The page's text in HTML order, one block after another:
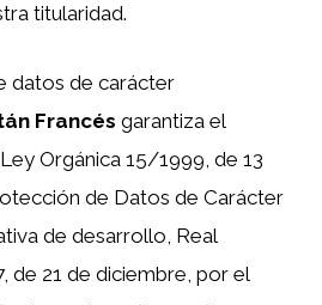
titularidad.
datos de carácter
Francés garantiza el
Orgánica 15/1999, de 13
de Datos de Carácter
de desarrollo, Real
de 21 de diciembre, por el